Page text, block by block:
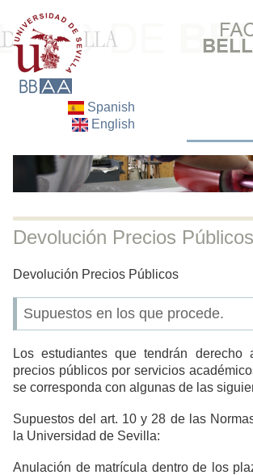
Spanish
English
Buscar
Devolución Precios Públicos
Devolución Precios Públicos
Supuestos en los que procede.
Los estudiantes que tendrán derecho
precios públicos por servicios
se corresponda con algunas de las
Supuestos del art. 10 y 28 de las
la Universidad de Sevilla:
Anulación de matrícula dentro de los